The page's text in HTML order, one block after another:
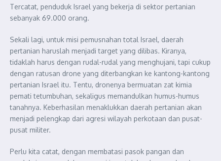
Tercatat, penduduk Israel yang bekerja di sektor pertanian
sebanyak 69.000 orang.
Sekali lagi, untuk misi pemusnahan total Israel, daerah
pertanian haruslah menjadi target yang dilibas. Kiranya,
tidaklah harus dengan rudal-rudal yang menghujani, tapi cukup
dengan ratusan drone yang diterbangkan ke kantong-kantong
pertanian Israel itu. Tentu, dronenya bermuatan zat kimia
pemati tetumbuhan, sekaligus memandulkan humus-humus
tanahnya. Keberhasilan menaklukkan daerah pertanian akan
menjadi pelengkap dari agresi wilayah perkotaan dan pusat-
pusat militer.
Perlu kita catat, dengan membatasi pasok pangan dan